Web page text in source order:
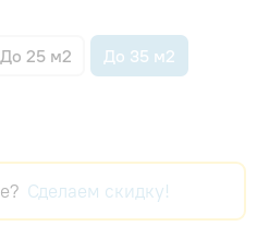
До 25 м2 До 35 м2
Сделаем скидку!